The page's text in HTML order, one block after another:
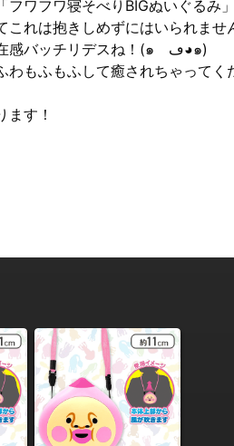
フワフワ寝そべりBIGぬいぐるみ
これは抱きしめずにはいられませ
お部屋に飾っても存在感バッチリデスね！(๑ゝڡ◕๑)
わもふもふして癒されちゃってく
ます！